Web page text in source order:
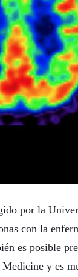
por la
con la
es posible
y es